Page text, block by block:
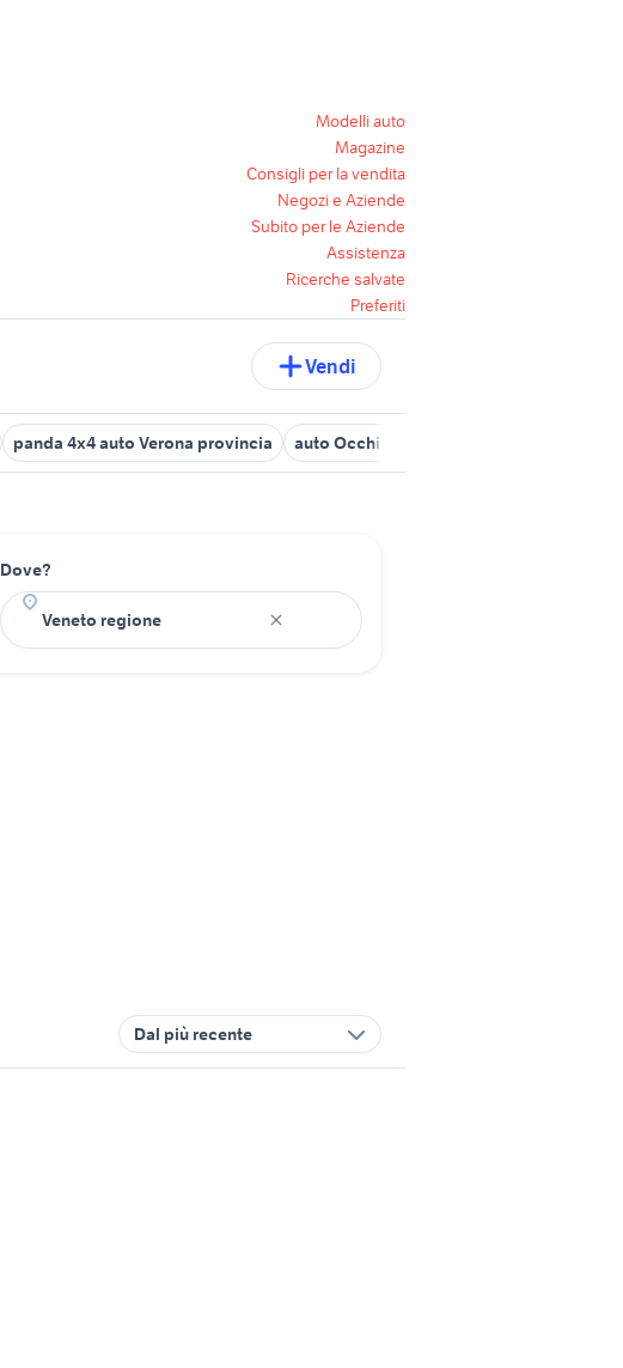
Modelli auto
Magazine
Consigli per la vendita
Negozi e Aziende
Subito per le Aziende
Assistenza
Ricerche salvate
Preferiti
Vendi
panda 4x4 auto Verona provincia auto Occhiobello
Dove?
Dal più recente